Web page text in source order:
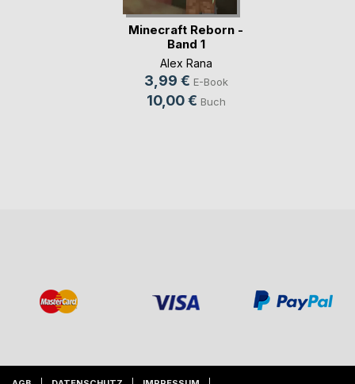
Minecraft Reborn -
Band 1
Alex Rana
3,99 € E-Book
10,00 € Buch